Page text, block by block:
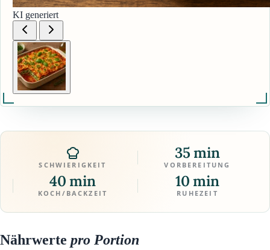
KI generiert
SCHWIERIGKEIT
35 min
VORBEREITUNG
40 min
KOCH/BACKZEIT
10 min
RUHEZEIT
Nährwerte pro Portion